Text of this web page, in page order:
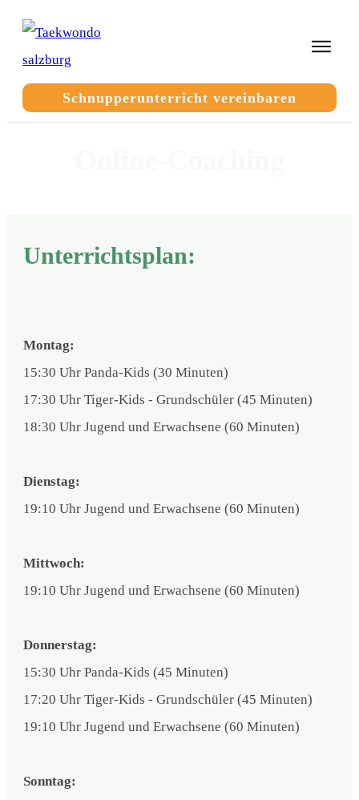
Schnupperunterricht vereinbaren
Unterrichtsplan:
Montag:
15:30 Uhr Panda-Kids (30 Minuten)
17:30 Uhr Tiger-Kids - Grundschüler (45 Minuten)
18:30 Uhr Jugend und Erwachsene (60 Minuten)
Dienstag:
19:10 Uhr Jugend und Erwachsene (60 Minuten)
Mittwoch:
19:10 Uhr Jugend und Erwachsene (60 Minuten)
Donnerstag:
15:30 Uhr Panda-Kids (45 Minuten)
17:20 Uhr Tiger-Kids - Grundschüler (45 Minuten)
19:10 Uhr Jugend und Erwachsene (60 Minuten)
Sonntag: